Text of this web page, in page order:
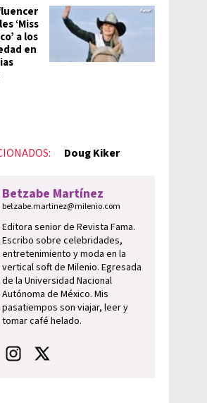
‘Miss
a los
en
Doug Kiker
Betzabe Martínez
betzabe.martinez@milenio.com
Editora senior de Revista Fama.
Escribo sobre celebridades,
entretenimiento y moda en la
vertical soft de Milenio. Egresada
de la Universidad Nacional
Autónoma de México. Mis
pasatiempos son viajar, leer y
tomar café helado.